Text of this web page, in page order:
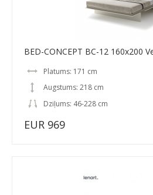
BED-CONCEPT BC-12 160x200
Platums: 171 cm
Augstums: 218 cm
Dziļums: 46-228 cm
EUR 969